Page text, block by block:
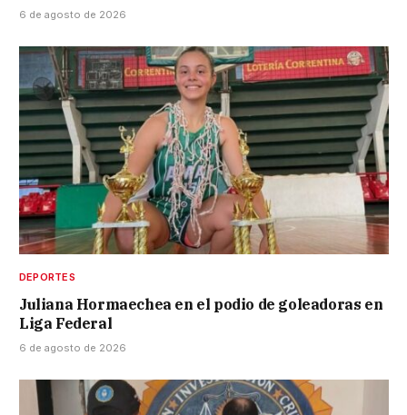
6 de agosto de 2026
DEPORTES
Juliana Hormaechea en el podio de goleadoras en
Liga Federal
6 de agosto de 2026